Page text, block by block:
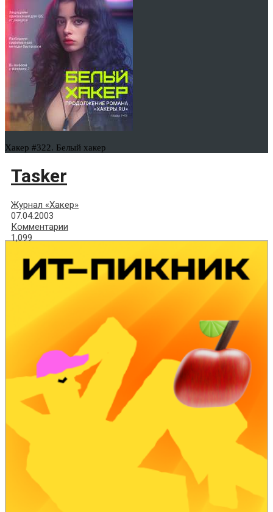
Хакер #322. Белый хакер
Tasker
Журнал «Хакер»
07.04.2003
Комментарии
1,099